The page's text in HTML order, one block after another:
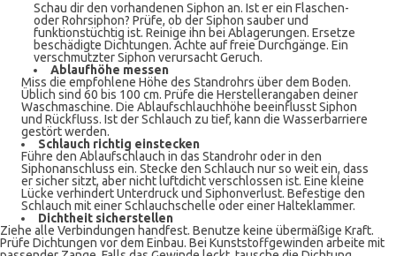
Schau dir den vorhandenen Siphon an. Ist er ein Flaschen-
oder Rohrsiphon? Prüfe, ob der Siphon sauber und
funktionstüchtig ist. Reinige ihn bei Ablagerungen. Ersetze
beschädigte Dichtungen. Achte auf freie Durchgänge. Ein
verschmutzter Siphon verursacht Geruch.
Ablaufhöhe messen
Miss die empfohlene Höhe des Standrohrs über dem Boden.
Üblich sind 60 bis 100 cm. Prüfe die Herstellerangaben deiner
Waschmaschine. Die Ablaufschlauchhöhe beeinflusst Siphon
und Rückfluss. Ist der Schlauch zu tief, kann die Wasserbarriere
gestört werden.
Schlauch richtig einstecken
Führe den Ablaufschlauch in das Standrohr oder in den
Siphonanschluss ein. Stecke den Schlauch nur so weit ein, dass
er sicher sitzt, aber nicht luftdicht verschlossen ist. Eine kleine
Lücke verhindert Unterdruck und Siphonverlust. Befestige den
Schlauch mit einer Schlauchschelle oder einer Halteklammer.
Dichtheit sicherstellen
Ziehe alle Verbindungen handfest. Benutze keine übermäßige Kraft.
Prüfe Dichtungen vor dem Einbau. Bei Kunststoffgewinden arbeite mit